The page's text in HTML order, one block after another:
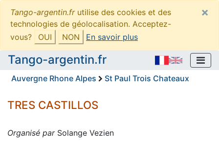
Tango-argentin.frutilise des cookies et des
technologies de géolocalisation. Acceptez-
vous?
OUI NON En savoir plus
×
Tango-argentin.fr
Auvergne Rhone Alpes St Paul Trois Chateaux
TRES CASTILLOS
Organisé parSolange Vezien